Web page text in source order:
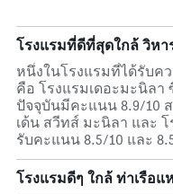
โรงแรมที่ดีที่สุดใกล้ วิห
หนึ่งในโรงแรมที่ได้รับค
คือ โรงแรมเดอะมะนิลา
ปัจจุบันมีคะแนน 8.9/10
เด้น สวีทส์ มะนิลา และ
รับคะแนน 8.5/10 และ
โรงแรมดีๆ ใกล้ ท่าเรือ